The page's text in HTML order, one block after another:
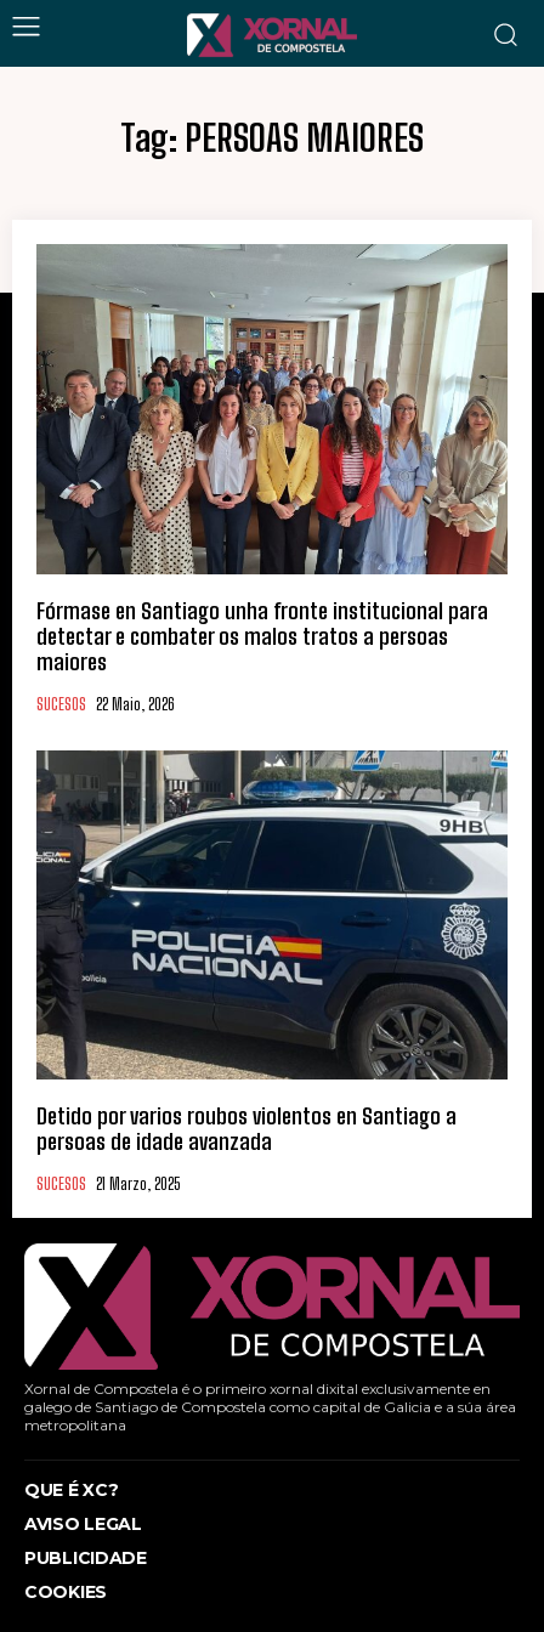
Tag: PERSOAS MAIORES
Fórmase en Santiago unha fronte institucional para
detectar e combater os malos tratos a persoas
maiores
SUCESOS 22 Maio, 2026
Detido por varios roubos violentos en Santiago a
persoas de idade avanzada
SUCESOS 21 Marzo, 2025
Xornal de Compostela é o primeiro xornal dixital exclusivamente en
galego de Santiago de Compostela como capital de Galicia e a súa área
metropolitana
QUE É XC?
AVISO LEGAL
PUBLICIDADE
COOKIES